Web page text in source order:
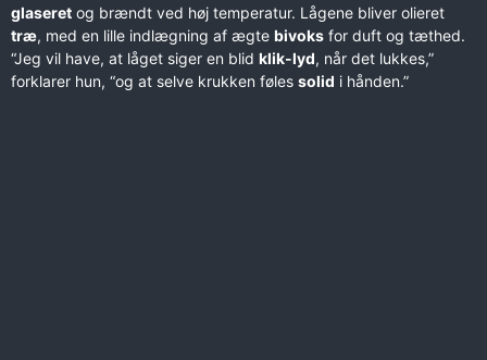
glaseret og brændt ved høj temperatur. Lågene bliver olieret
træ, med en lille indlægning af ægte bivoks for duft og tæthed.
“Jeg vil have, at låget siger en blid klik-lyd, når det lukkes,”
forklarer hun, “og at selve krukken føles solid i hånden.”